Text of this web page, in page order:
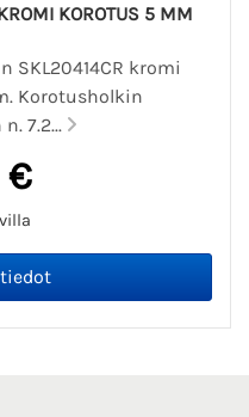
KOROTUS 5 MM
SKL20414CR kromi
Korotusholkin
7.2...
€